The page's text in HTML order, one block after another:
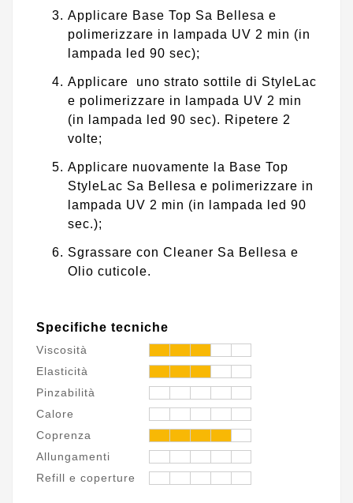
Applicare Base Top Sa Bellesa e
polimerizzare in lampada UV 2 min (in
lampada led 90 sec);
Applicare uno strato sottile di StyleLac
e polimerizzare in lampada UV 2 min
(in lampada led 90 sec). Ripetere 2
volte;
Applicare nuovamente la Base Top
StyleLac Sa Bellesa e polimerizzare in
lampada UV 2 min (in lampada led 90
sec.);
Sgrassare con Cleaner Sa Bellesa e
Olio cuticole.
Specifiche tecniche
Viscosità
Elasticità
Pinzabilità
Calore
Coprenza
Allungamenti
Refill e coperture